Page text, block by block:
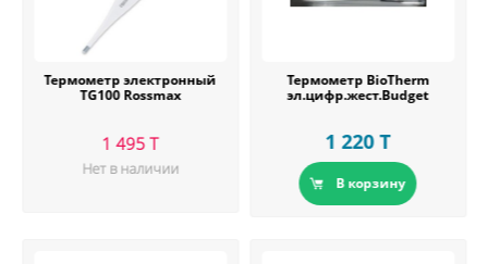
Термометр электронный
TG100 Rossmax
1 495 T
Нет в наличии
Термометр BioTherm
эл.цифр.жест.Budget
1 220 T
В корзину